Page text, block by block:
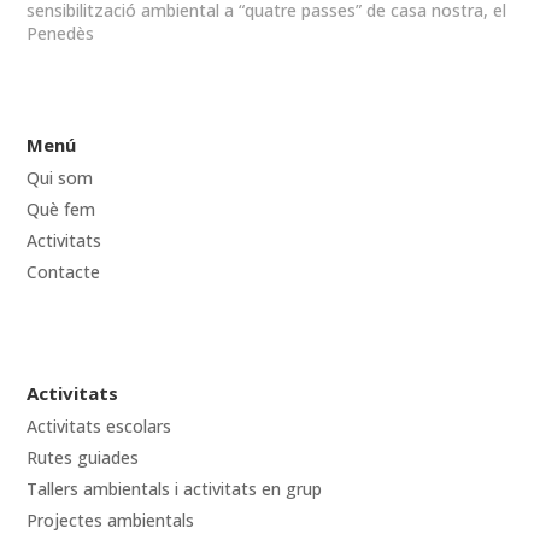
sensibilització ambiental a “quatre passes” de casa nostra, el
Penedès
Menú
Qui som
Què fem
Activitats
Contacte
Activitats
Activitats escolars
Rutes guiades
Tallers ambientals i activitats en grup
Projectes ambientals